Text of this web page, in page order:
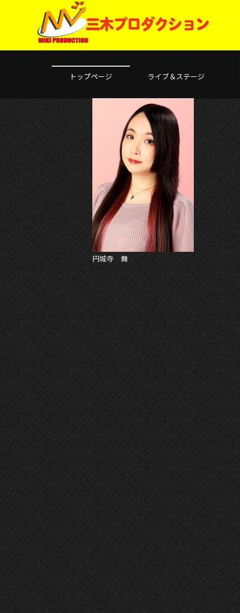
トップページ ライブ＆ステージ
円城寺 舞